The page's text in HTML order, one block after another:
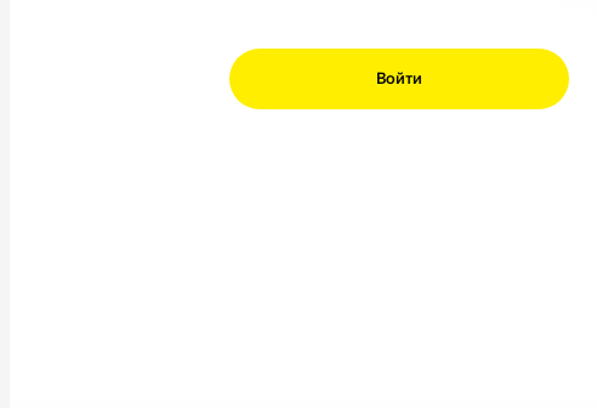
Войти